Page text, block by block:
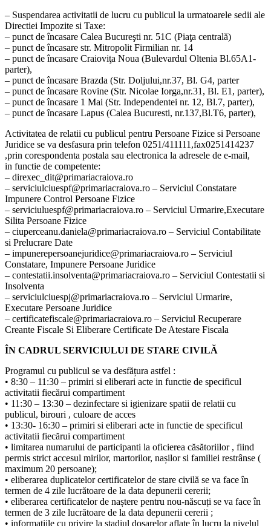
– Suspendarea activitatii de lucru cu publicul la urmatoarele sedii ale
Directiei Impozite si Taxe:
– punct de încasare Calea Bucureşti nr. 51C (Piaţa centrală)
– punct de încasare str. Mitropolit Firmilian nr. 14
– punct de încasare Craioviţa Noua (Bulevardul Oltenia Bl.65A1-
parter),
– punct de încasare Brazda (Str. Doljului,nr.37, Bl. G4, parter
– punct de încasare Rovine (Str. Nicolae Iorga,nr.31, Bl. E1, parter),
– punct de încasare 1 Mai (Str. Independentei nr. 12, Bl.7, parter),
– punct de încasare Lapus (Calea Bucuresti, nr.137,Bl.T6, parter),
Activitatea de relatii cu publicul pentru Persoane Fizice si Persoane
Juridice se va desfasura prin telefon 0251/411111,fax0251414237
,prin corespondenta postala sau electronica la adresele de e-mail,
in functie de competente:
– direxec_dit@primariacraiova.ro
– serviciulciuespf@primariacraiova.ro – Serviciul Constatare
Impunere Control Persoane Fizice
– serviciuluespf@primariacraiova.ro – Serviciul Urmarire,Executare
Silita Persoane Fizice
– ciuperceanu.daniela@primariacraiova.ro – Serviciul Contabilitate
si Prelucrare Date
– impunerepersoanejuridice@primariacraiova.ro – Serviciul
Constatare, Impunere Persoane Juridice
– contestatii.insolventa@primariacraiova.ro – Serviciul Contestatii si
Insolventa
– serviciulciuespj@primariacraiova.ro – Serviciul Urmarire,
Executare Persoane Juridice
– certificatefiscale@primariacraiova.ro – Serviciul Recuperare
Creante Fiscale Si Eliberare Certificate De Atestare Fiscala
ÎN CADRUL SERVICIULUI DE STARE CIVILĂ
Programul cu publicul se va desfățura astfel :
• 8:30 – 11:30 – primiri si eliberari acte in functie de specificul
activitatii fiecărui compartiment
• 11:30 – 13:30 – dezinfectare si igienizare spatii de relatii cu
publicul, birouri , culoare de acces
• 13:30- 16:30 – primiri si eliberari acte in functie de specificul
activitatii fiecărui compartiment
• limitarea numarului de participanti la oficierea căsătoriilor , fiind
permis strict accesul mirilor, martorilor, nașilor si familiei restrânse (
maximum 20 persoane);
• eliberarea duplicatelor certificatelor de stare civilă se va face în
termen de 4 zile lucrătoare de la data depunerii cererii;
• eliberarea certificatelor de naștere pentru nou-născuți se va face în
termen de 3 zile lucrătoare de la data depunerii cererii ;
• informațiile cu privire la stadiul dosarelor aflate în lucru la nivelul